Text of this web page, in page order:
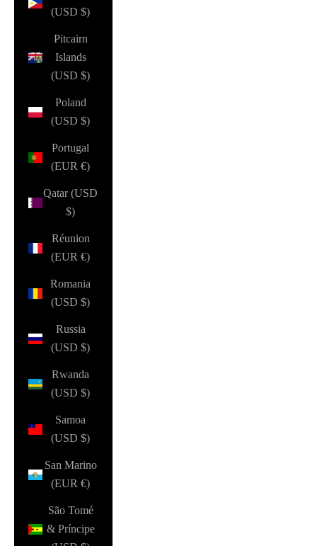
(USD $)
Pitcairn
Islands
(USD $)
Poland
(USD $)
Portugal
(EUR €)
Qatar (USD
$)
Réunion
(EUR €)
Romania
(USD $)
Russia
(USD $)
Rwanda
(USD $)
Samoa
(USD $)
San Marino
(EUR €)
São Tomé
& Príncipe